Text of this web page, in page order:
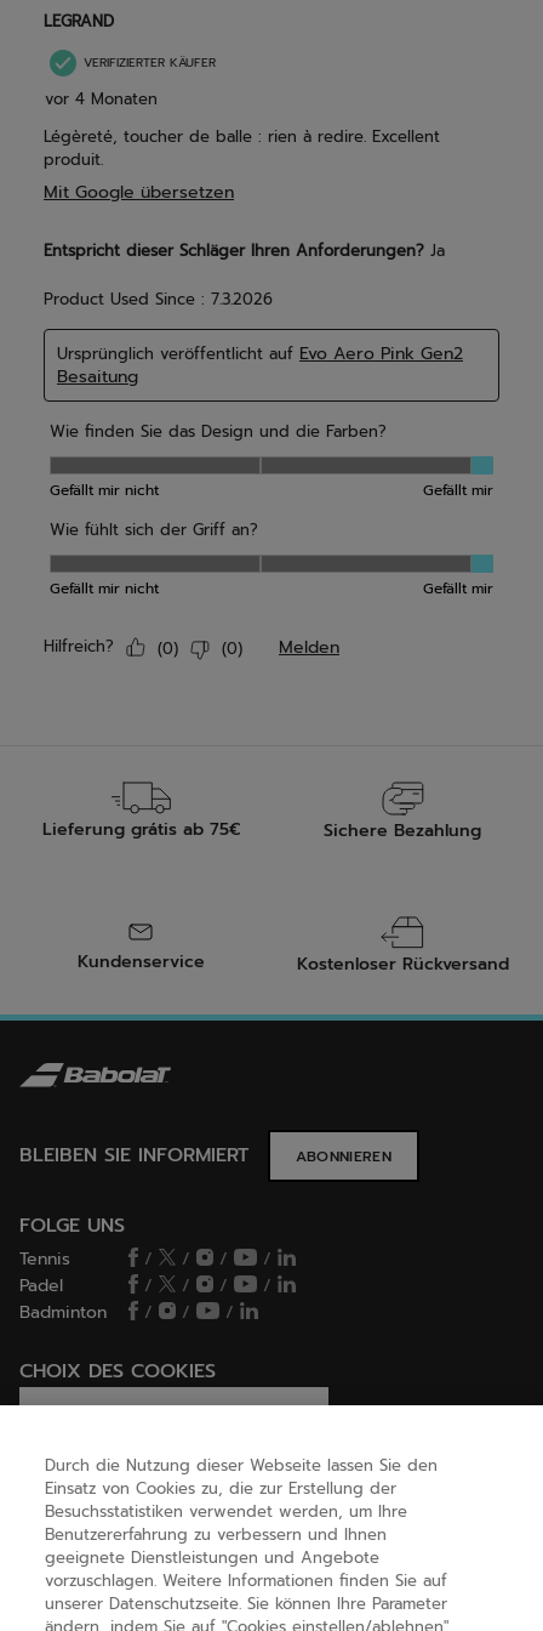
Lieferung grátis ab 75€ Sichere Bezahlung
Kundenservice Kostenloser Rückversand
BLEIBEN SIE INFORMIERT ABONNIEREN
FOLGE UNS
Tennis / / /
/
Padel
/ / /
/
Badminton
/ / /
CHOIX DES COOKIES
HILFE
ÜBER UNS
Durch die Nutzung dieser Webseite lassen Sie den
Einsatz von Cookies zu, die zur Erstellung der
Besuchsstatistiken verwendet werden, um Ihre
Benutzererfahrung zu verbessern und Ihnen
geeignete Dienstleistungen und Angebote
vorzuschlagen. Weitere Informationen finden Sie auf
unserer Datenschutzseite. Sie können Ihre Parameter